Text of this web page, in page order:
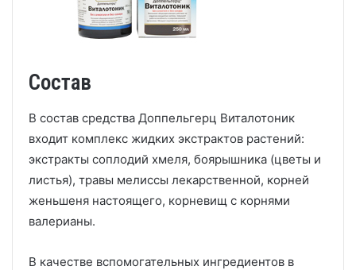
Состав
В состав средства Доппельгерц Виталотоник
входит комплекс жидких экстрактов растений:
экстракты соплодий хмеля, боярышника (цветы и
листья), травы мелиссы лекарственной, корней
женьшеня настоящего, корневищ с корнями
валерианы.
В качестве вспомогательных ингредиентов в